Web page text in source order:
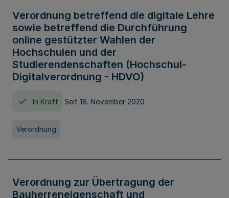
Verordnung betreffend die digitale Lehre
sowie betreffend die Durchführung
online gestützter Wahlen der
Hochschulen und der
Studierendenschaften (Hochschul-
Digitalverordnung - HDVO)
In Kraft Seit 18. November 2020
Verordnung
Verordnung zur Übertragung der
Bauherreneigenschaft und